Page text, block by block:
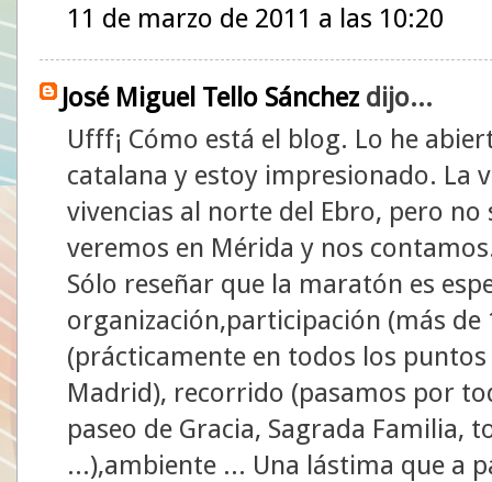
11 de marzo de 2011 a las 10:20
José Miguel Tello Sánchez dijo...
Ufff¡ Cómo está el blog. Lo he
catalana y estoy impresionado. La
vivencias al norte del Ebro, pero
veremos en Mérida y nos
Sólo reseñar que la maratón es
organización,participación (más
(prácticamente en todos los
Madrid), recorrido (pasamos por
paseo de Gracia, Sagrada Familia,
...),ambiente ... Una lástima que a